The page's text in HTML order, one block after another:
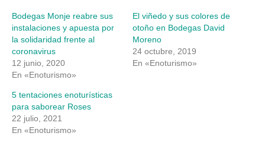
ventana
nueva)
ventana
nueva)
Bodegas Monje reabre sus
instalaciones y apuesta por
la solidaridad frente al
coronavirus
12 junio, 2020
En «Enoturismo»
El viñedo y sus colores de
otoño en Bodegas David
Moreno
24 octubre, 2019
En «Enoturismo»
5 tentaciones enoturísticas
para saborear Roses
22 julio, 2021
En «Enoturismo»